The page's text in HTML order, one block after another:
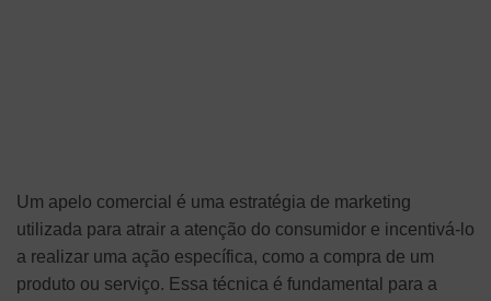
Um apelo comercial é uma estratégia de marketing
utilizada para atrair a atenção do consumidor e incentivá-lo
a realizar uma ação específica, como a compra de um
produto ou serviço. Essa técnica é fundamental para a